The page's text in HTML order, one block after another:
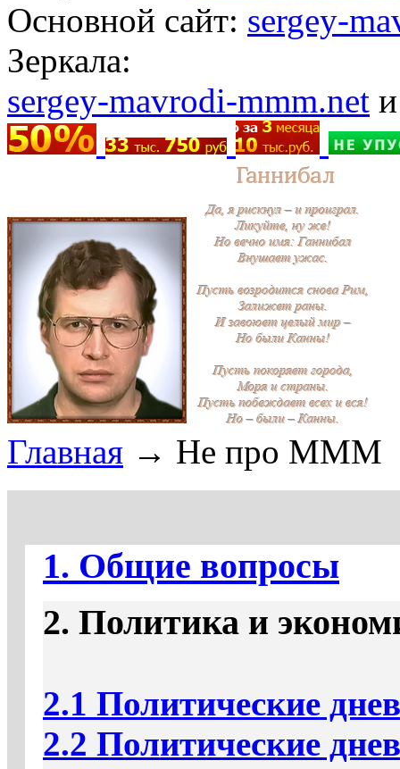
Основной сайт: sergey-
Зеркала:
sergey-mavrodi-mmm.net
Главная → Не про МММ
1. Общие вопросы
2. Политика и
2.1 Политические
2.2 Политические